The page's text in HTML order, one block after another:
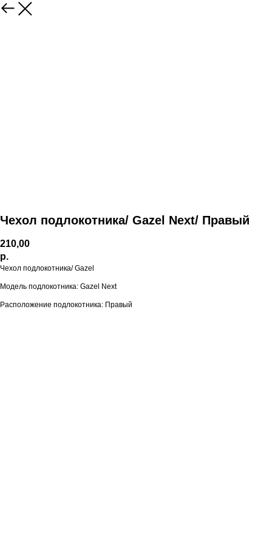
Чехол подлокотника/ Gazel Next/ Правый
210,00
р.
Чехол подлокотника/ Gazel
Модель подлокотника: Gazel Next
Расположение подлокотника: Правый